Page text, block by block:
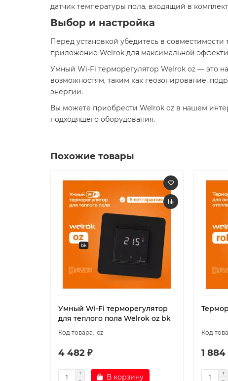
датчик температуры пола, входящий в
Выбор и настройка
Перед установкой убедитесь в
приложение Welrok для максимальной
Умный Wi-Fi терморегулятор Welrok oz — это
возможностям, таким как геозонирование,
энергии.​
Вы можете приобрести Welrok oz в нашем
подходящего оборудования.​
Похожие товары
Умный Wi-Fi терморегулятор
для теплого пола Welrok oz bk
oz
4 482 ₽
В корзину
1 884